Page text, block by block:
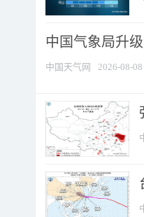
中国气象局升
中国天气网 2026-08-08